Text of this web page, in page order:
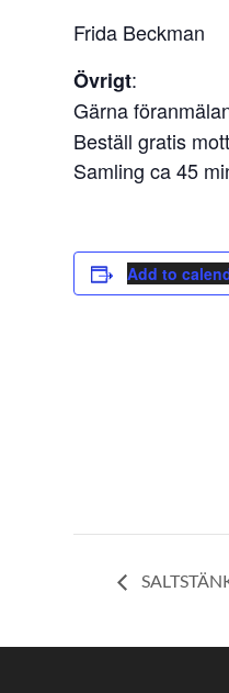
Frida Beckman
Övrigt:
Gärna
Beställ gratis
Samling ca 45
Add to